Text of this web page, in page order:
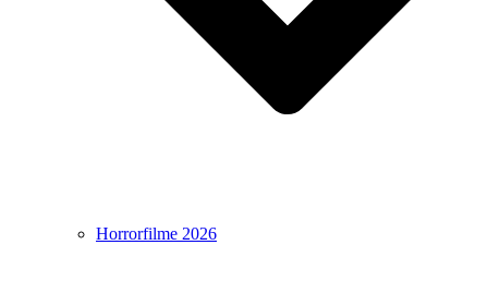
Horrorfilme 2026